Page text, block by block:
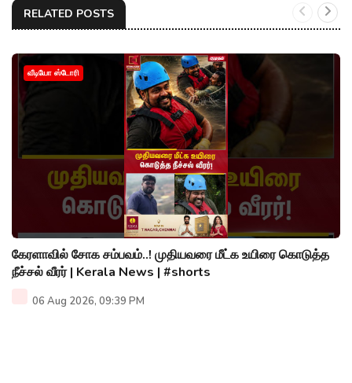
RELATED POSTS
வீடியோ ஸ்டோரி
கேரளாவில் சோக சம்பவம்..! முதியவரை மீட்க உயிரை கொடுத்த
நீச்சல் வீரர் | Kerala News | #shorts
06 Aug 2026, 09:39 PM